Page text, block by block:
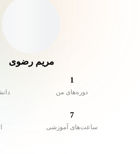
مریم رضوی
1
دوره‌های من
7
ساعت‌های آموزشی